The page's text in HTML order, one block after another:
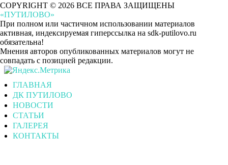
COPYRIGHT © 2026 ВСЕ ПРАВА ЗАЩИЩЕНЫ
«ПУТИЛОВО»
При полном или частичном использовании материалов
активная, индексируемая гиперссылка на sdk-putilovo.ru
обязательна!
Мнения авторов опубликованных материалов могут не
совпадать с позицией редакции.
ГЛАВНАЯ
ДК ПУТИЛОВО
НОВОСТИ
СТАТЬИ
ГАЛЕРЕЯ
КОНТАКТЫ